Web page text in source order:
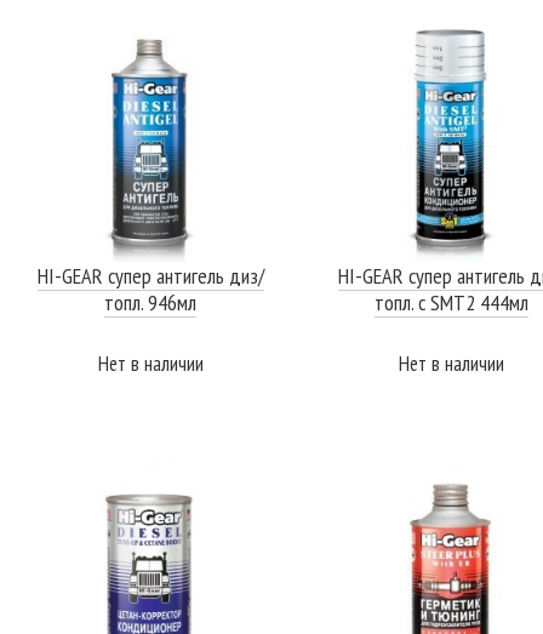
HI-GEAR супер антигель диз/
топл. 946мл
Нет в наличии
HI-GEAR супер антигель
топл. с SMT2 444мл
Нет в наличии